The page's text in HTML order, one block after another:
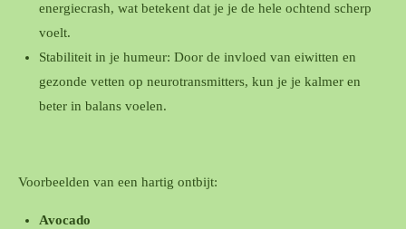
energiecrash, wat betekent dat je je de hele ochtend scherp
voelt.
Stabiliteit in je humeur: Door de invloed van eiwitten en
gezonde vetten op neurotransmitters, kun je je kalmer en
beter in balans voelen.
Voorbeelden van een hartig ontbijt:
Avocado